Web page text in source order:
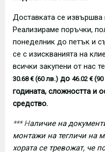
Доставката се извършва
Реализираме поръчки,
понеделник до петък и
се с изискванията на
всички закупени от нас
30.68 € (60 лв.) до 46.02 €
годината, сложността и
средство.
*** Наличие на
монтажи на тегличи на
хората се тревожат, че